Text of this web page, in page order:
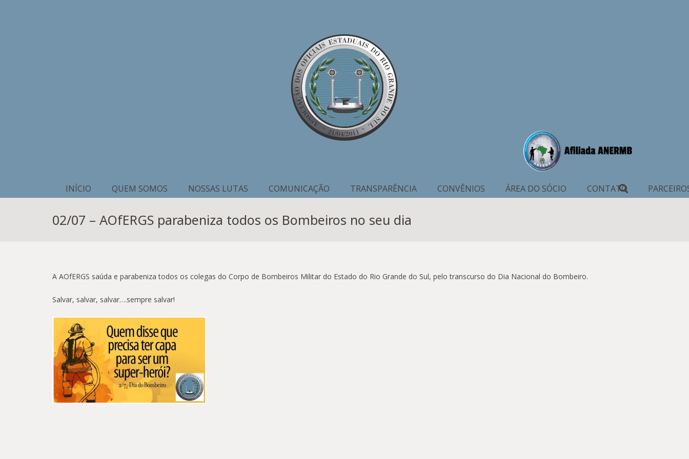
INÍCIO QUEM SOMOS NOSSAS LUTAS COMUNICAÇÃO TRANSPARÊNCIA CONVÊNIOS ÁREA DO SÓCIO CONTATO
02/07 – AOfERGS parabeniza todos os Bombeiros no seu dia
A AOfERGS saúda e parabeniza todos os colegas do Corpo de Bombeiros Militar do Estado do Rio Grande do Sul, pelo transcurso do Dia Nacional do Bombeiro.
Salvar, salvar, salvar….sempre salvar!